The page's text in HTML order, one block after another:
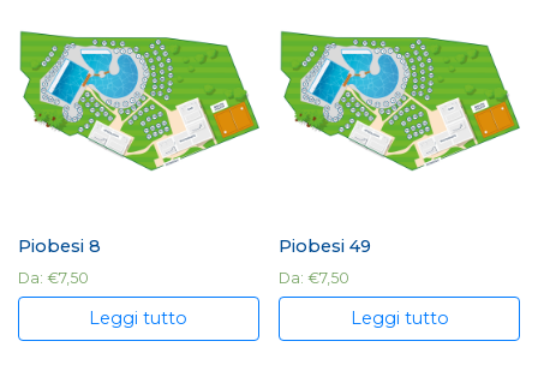
Piobesi 8
Da: €7,50
Leggi tutto
Piobesi 49
Da:€7,50
Leggi tutto